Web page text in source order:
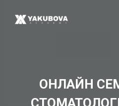
ОНЛАЙН